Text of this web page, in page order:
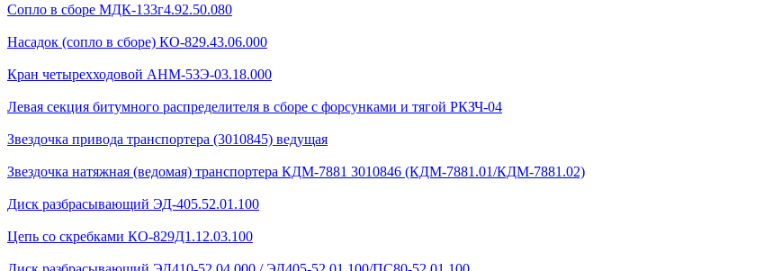
Сопло в сборе МДК-133г4.92.50.080
Насадок (сопло в сборе) КО-829.43.06.000
Кран четырехходовой AHМ-53Э-03.18.000
Левая секция битумного распределителя в сборе с форсунками и тягой РКЗЧ-04
Звездочка привода транспортера (3010845) ведущая
Звездочка натяжная (ведомая) транспортера КДМ-7881 3010846 (КДМ-7881.01/КДМ-7881.02)
Диск разбрасывающий ЭД-405.52.01.100
Цепь со скребками КО-829Д1.12.03.100